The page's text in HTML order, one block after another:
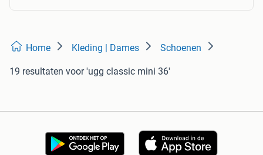
Home Kleding | Dames Schoenen
19 resultaten voor 'ugg classic mini 36'